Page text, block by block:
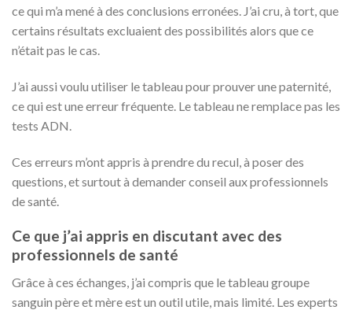
ce qui m’a mené à des conclusions erronées. J’ai cru, à tort, que
certains résultats excluaient des possibilités alors que ce
n’était pas le cas.
J’ai aussi voulu utiliser le tableau pour prouver une paternité,
ce qui est une erreur fréquente. Le tableau ne remplace pas les
tests ADN.
Ces erreurs m’ont appris à prendre du recul, à poser des
questions, et surtout à demander conseil aux professionnels
de santé.
Ce que j’ai appris en discutant avec des
professionnels de santé
Grâce à ces échanges, j’ai compris que le tableau groupe
sanguin père et mère est un outil utile, mais limité. Les experts